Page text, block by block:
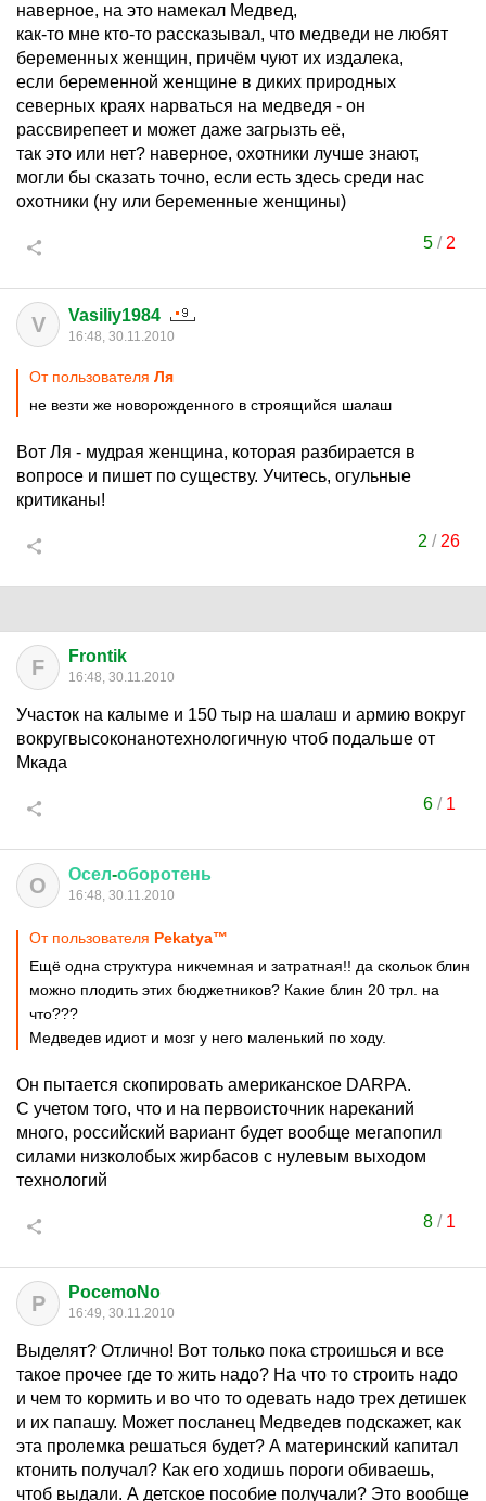
наверное, на это намекал Медвед,
как-то мне кто-то рассказывал, что медведи не любят
беременных женщин, причём чуют их издалека,
если беременной женщине в диких природных
северных краях нарваться на медведя - он
рассвирепеет и может даже загрызть её,
так это или нет? наверное, охотники лучше знают,
могли бы сказать точно, если есть здесь среди нас
охотники (ну или беременные женщины)
5/ 2
V Vasiliy1984
16:48, 30.11.2010
От пользователя Ля
не везти же новорожденного в строящийся шалаш
Вот Ля - мудрая женщина, которая разбирается в
вопросе и пишет по существу. Учитесь, огульные
критиканы!
2 / 26
F Frontik
16:48, 30.11.2010
Участок на калыме и 150 тыр на шалаш и армию вокруг
вокругвысоконанотехнологичную чтоб подальше от
Мкада
6/ 1
О Осел-оборотень
16:48, 30.11.2010
От пользователя Pekatya™
Ещё одна структура никчемная и затратная!! да скольок блин
можно плодить этих бюджетников? Какие блин 20 трл. на
что???
Медведев идиот и мозг у него маленький по ходу.
Он пытается скопировать американское DARPA.
С учетом того, что и на первоисточник нареканий
много, российский вариант будет вообще мегапопил
силами низколобых жирбасов с нулевым выходом
технологий
8/ 1
P PocemoNo
16:49, 30.11.2010
Выделят? Отлично! Вот только пока строишься и все
такое прочее где то жить надо? На что то строить надо
и чем то кормить и во что то одевать надо трех детишек
и их папашу. Может посланец Медведев подскажет, как
эта пролемка решаться будет? А материнский капитал
ктонить получал? Как его ходишь пороги обиваешь,
чтоб выдали. А детское пособие получали? Это вообще